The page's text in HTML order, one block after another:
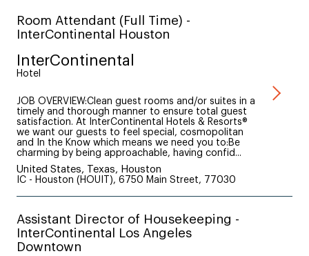
Room Attendant (Full Time) -
InterContinental Houston
InterContinental
Hotel
JOB OVERVIEW:Clean guest rooms and/or suites in a
timely and thorough manner to ensure total guest
satisfaction. At InterContinental Hotels & Resorts®
we want our guests to feel special, cosmopolitan
and In the Know which means we need you to:Be
charming by being approachable, having confid...
United States, Texas, Houston
IC - Houston (HOUIT), 6750 Main Street, 77030
Assistant Director of Housekeeping -
InterContinental Los Angeles
Downtown